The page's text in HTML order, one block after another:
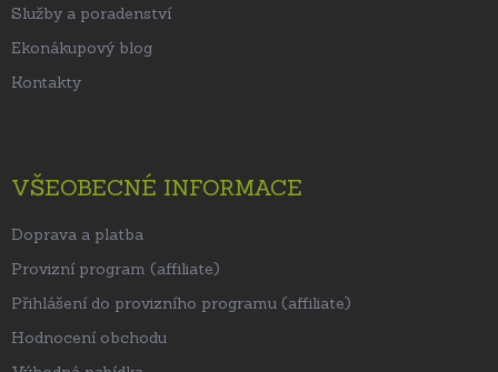
Služby a poradenství
Ekonákupový blog
Kontakty
VŠEOBECNÉ INFORMACE
Doprava a platba
Provizní program (affiliate)
Přihlášení do provizního programu (affiliate)
Hodnocení obchodu